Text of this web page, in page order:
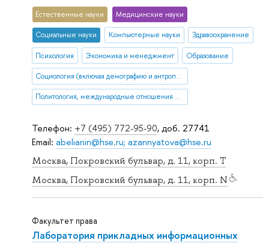
Телефон: +7 (495) 772-95-90, доб. 27741
Email: abelianin@hse.ru; azannyatova@hse.ru
Москва, Покровский бульвар, д. 11, корп. T
Москва, Покровский бульвар, д. 11, корп. N
Естественные науки Медицинские науки
Социальные науки Компьютерные науки Здравоохранение
Психология Экономика и менеджмент Образование
Социология (включая демографию и антропологию)
Политология, международные отношения и ГМУ
Факультет права
Лаборатория прикладных информационных